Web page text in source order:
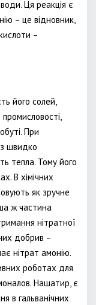
Ця реакція є
– це відновник,
–
його солей,
При
швидко
тепла. Тому його
В хімічних
як зручне
ж частина
нітратної
добрив –
нітрат амонію.
роботах для
Нашатир, є
в гальванічних